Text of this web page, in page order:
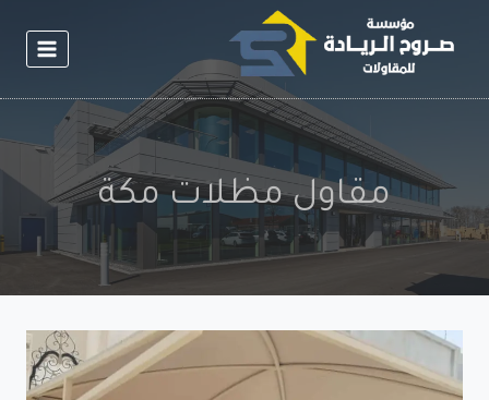
مقاول مظلات مكة